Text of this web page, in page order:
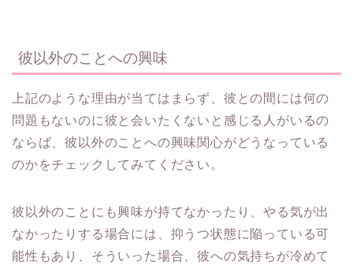
彼以外のことへの興味
上記のような理由が当てはまらず、彼との間には何の
問題もないのに彼と会いたくないと感じる人がいるの
ならば、彼以外のことへの興味関心がどうなっている
のかをチェックしてみてください。
彼以外のことにも興味が持てなかったり、やる気が出
なかったりする場合には、抑うつ状態に陥っている可
能性もあり、そういった場合、彼への気持ちが冷めて